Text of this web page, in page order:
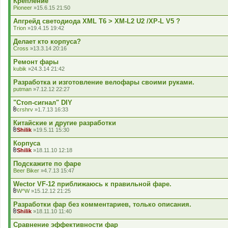
л
а
д
е
н
н
я
Pioneer »15.6.15 21:50
Апгрейд светодиода XML T6 > XM-L2 U2 /XP-L V5 ?
Trion »19.4.15 19:42
Делает кто корпуса?
Cross »13.3.14 20:16
Ремонт фары
kubik »24.3.14 21:42
Разработка и изготовление велофары своими руками.
putman »7.12.12 22:27
"Стоп-сигнал" DIY
к
л
а
д
е
н
н
я
crshrv »1.7.13 16:33
Китайские и другие разработки
к
л
а
д
е
н
н
я
Shilik »19.5.11 15:30
Корпуса
к
л
а
д
е
н
н
я
Shilik »18.11.10 12:18
Подскажите по фаре
Beer Biker »4.7.13 15:47
Wector VF-12 приближаюсь к правильной фаре.
к
л
а
д
е
W^W»15.12.12 21:25
Разработки фар без комментариев, только описания.
к
Shilik »18.11.10 11:40
Сравнение эффективности фар